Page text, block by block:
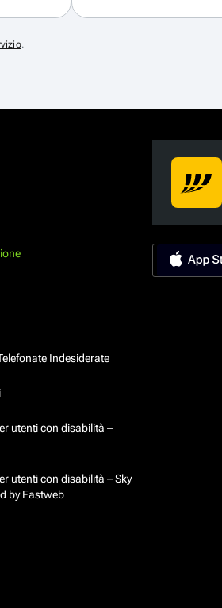
.
Indesiderate
utenti con disabilità –
utenti con disabilità – Sky
by Fastweb